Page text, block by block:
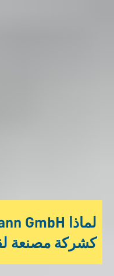
لماذا Karl Naumann GmbH
كشركة مصنعة